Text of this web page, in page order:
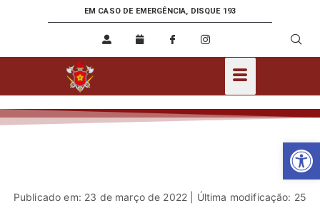
EM CASO DE EMERGÊNCIA, DISQUE 193
Publicado em: 23 de março de 2022 | Última modificação: 25